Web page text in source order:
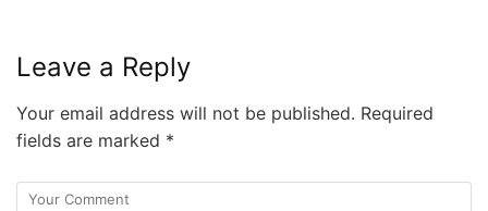
Leave a Reply
Your email address will not be published. Required
fields are marked *